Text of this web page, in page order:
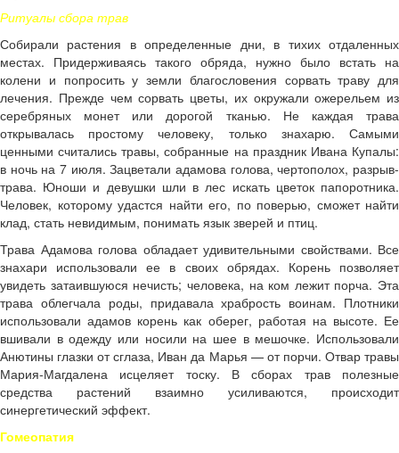
Ритуалы сбора трав
Собирали растения в определенные дни, в тихих отдаленных
местах. Придерживаясь такого обряда, нужно было встать на
колени и попросить у земли благословения сорвать траву для
лечения. Прежде чем сорвать цветы, их окружали ожерельем из
серебряных монет или дорогой тканью. Не каждая трава
открывалась простому человеку, только знахарю. Самыми
ценными считались травы, собранные на праздник Ивана Купалы:
в ночь на 7 июля. Зацветали адамова голова, чертополох, разрыв-
трава. Юноши и девушки шли в лес искать цветок папоротника.
Человек, которому удастся найти его, по поверью, сможет найти
клад, стать невидимым, понимать язык зверей и птиц.
Трава Адамова голова обладает удивительными свойствами. Все
знахари использовали ее в своих обрядах. Корень позволяет
увидеть затаившуюся нечисть; человека, на ком лежит порча. Эта
трава облегчала роды, придавала храбрость воинам. Плотники
использовали адамов корень как оберег, работая на высоте. Ее
вшивали в одежду или носили на шее в мешочке. Использовали
Анютины глазки от сглаза, Иван да Марья — от порчи. Отвар травы
Мария-Магдалена исцеляет тоску. В сборах трав полезные
средства растений взаимно усиливаются, происходит
синергетический эффект.
Гомеопатия